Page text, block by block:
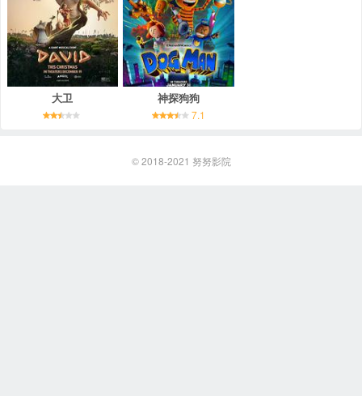
大卫 神探狗狗
7.1
© 2018-2021 努努影院